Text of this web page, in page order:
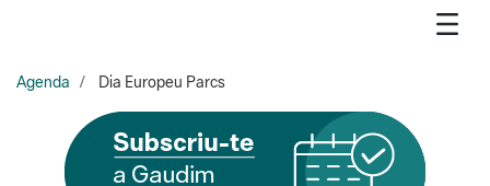
Agenda Dia Europeu Parcs